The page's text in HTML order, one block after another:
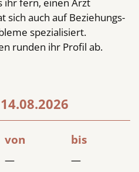
ihr fern, einen Arzt
sich auch auf Beziehungs-
spezialisiert.
runden ihr Profil ab.
von bis
—
—